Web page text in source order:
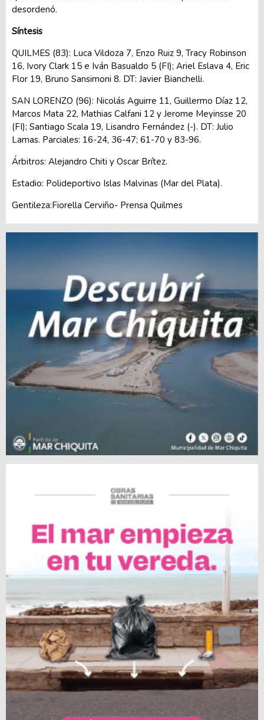
desordenó.
Síntesis
QUILMES (83): Luca Vildoza 7, Enzo Ruiz 9, Tracy Robinson
16, Ivory Clark 15 e Iván Basualdo 5 (FI); Ariel Eslava 4, Eric
Flor 19, Bruno Sansimoni 8. DT: Javier Bianchelli.
SAN LORENZO (96): Nicolás Aguirre 11, Guillermo Díaz 12,
Marcos Mata 22, Mathias Calfani 12 y Jerome Meyinsse 20
(FI); Santiago Scala 19, Lisandro Fernández (-). DT: Julio
Lamas. Parciales: 16-24, 36-47; 61-70 y 83-96.
Árbitros: Alejandro Chiti y Oscar Brítez.
Estadio: Polideportivo Islas Malvinas (Mar del Plata).
Gentileza:Fiorella Cerviño- Prensa Quilmes